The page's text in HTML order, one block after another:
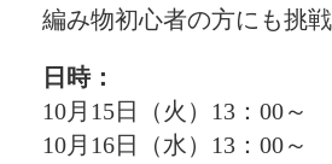
編み物初心者の方にも挑
日時：
10月15日（火）13：00～
10月16日（水）13：00～